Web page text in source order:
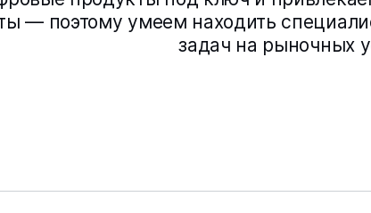
— поэтому умеем находить
задач на рыночных